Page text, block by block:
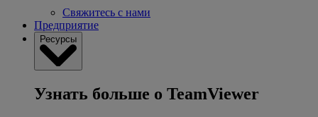
Свяжитесь с нами
Предприятие
Ресурсы
Узнать больше о TeamViewer